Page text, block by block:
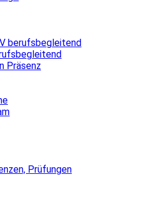
berufsbegleitend
Präsenz
Prüfungen